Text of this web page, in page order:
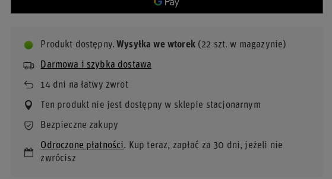
Produkt dostępny Wysyłkawe wtorek (22 szt. w magazynie)
Darmowa i szybka dostawa
14dni na łatwy zwrot
Ten produkt nie jest dostępny w sklepie stacjonarnym
Bezpieczne zakupy
Odroczone płatności. Kup teraz, zapłać za 30 dni, jeżeli nie
zwrócisz